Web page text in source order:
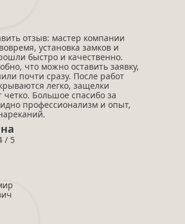
отзыв: мастер компании
установка замков и
быстро и качественно.
что можно оставить заявку,
почти сразу. После работ
легко, защелки
четко. Большое спасибо за
профессионализм и опыт,
/ 5